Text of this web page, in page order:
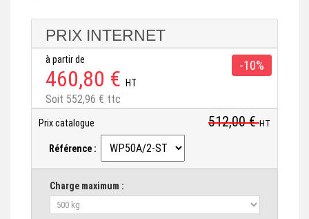
PRIX INTERNET
à partir de
460,80 € HT
Soit 552,96 € ttc
-10%
Prix catalogue 512,00 €HT
Référence :
Charge maximum :